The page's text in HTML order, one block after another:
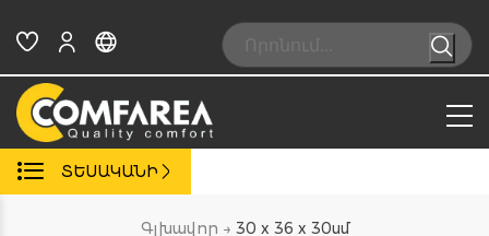
content
Search:
ՏԵՍԱԿԱՆԻ
Գլխավոր → 30 x 36 x 30սմ